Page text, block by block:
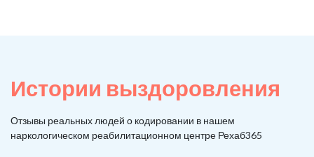
Истории выздоровления
Отзывы реальных людей о кодировании в нашем
наркологическом реабилитационном центре Рехаб365